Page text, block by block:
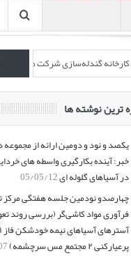
کارخانه گندله‌سازی شرکت
ترین نوشته ها
یکصد و نود و دومین ارائه از مجموعه
خبر: آینده بکارگیری واسطه های
در آسیاهای گلوله ای05/05/12
چهارصدو نودمین جلسه هفتگی مرکز
فرآوری مواد کاشی‌گر (بررسی روند
پرعیارکنی ۲ مجتمع مس سرچشمه)